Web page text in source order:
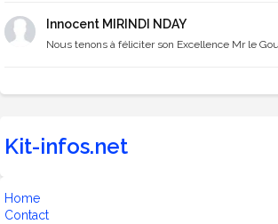
Innocent MIRINDI NDAY
Nous tenons à féliciter son Excellence Mr le
Kit-infos.net
Home
Contact